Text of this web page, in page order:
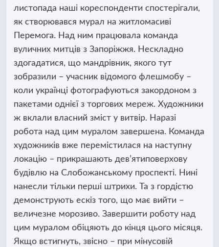
листопада наші кореспонденти спостерігали,
як створювався мурал на житломасиві
Перемога. Над ним працювала команда
вуличних митців з Запоріжжя. Нескладно
здогадатися, що мандрівник, якого тут
зобразили – учасник відомого флешмобу –
коли українці фотографуються закордоном з
пакетами однієї з торгових мереж. Художники
ж вклали власний зміст у витвір. Наразі
робота над цим муралом завершена. Команда
художників вже перемістилася на наступну
локацію – прикрашають дев’ятиповерхову
будівлю на Слобожанському проспекті. Нині
нанесли тільки перші штрихи. Та з гордістю
демонструють ескіз того, що має вийти –
величезне морозиво. Завершити роботу над
цим муралом обіцяють до кінця цього місяця.
Якщо встигнуть, звісно – при мінусовій